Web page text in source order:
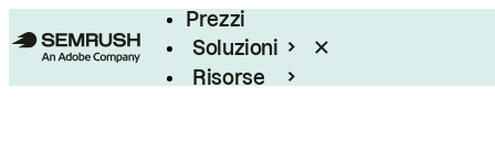
Prezzi
Soluzioni
Risorse